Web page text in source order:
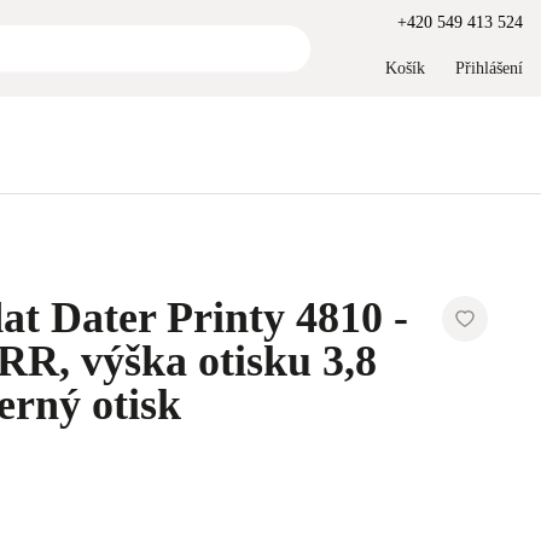
+420 549 413 524
Košík Přihlášení
Dater Printy 4810 -
výška otisku 3,8
otisk